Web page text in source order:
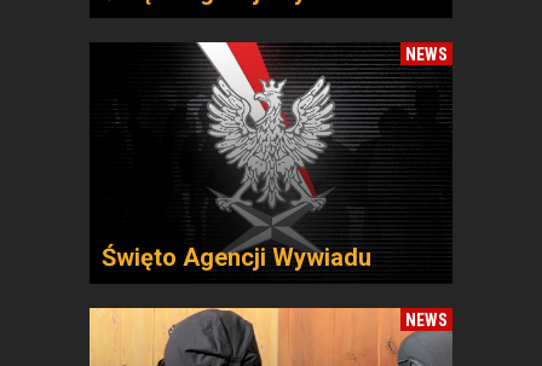
NEWS
Święto Agencji Wywiadu
NEWS